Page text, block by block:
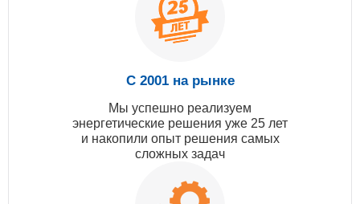
С 2001 на рынке
Мы успешно реализуем
энергетические решения уже 25 лет
и накопили опыт решения самых
сложных задач